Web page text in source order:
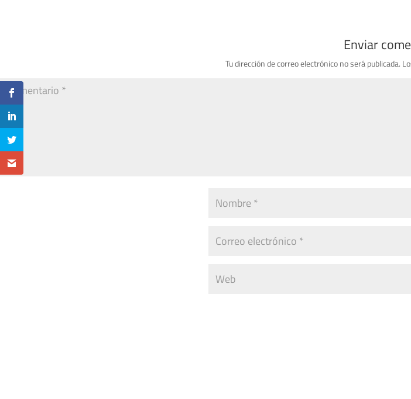
Enviar
Tu dirección de correo electrónico no será publicada.